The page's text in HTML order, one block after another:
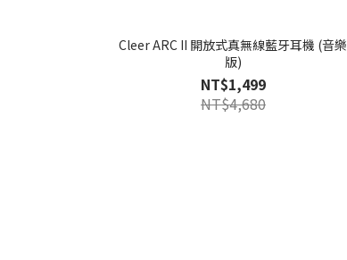
Cleer ARC II 開放式真無線藍牙耳機 (音樂
版)
NT$1,499
NT$4,680